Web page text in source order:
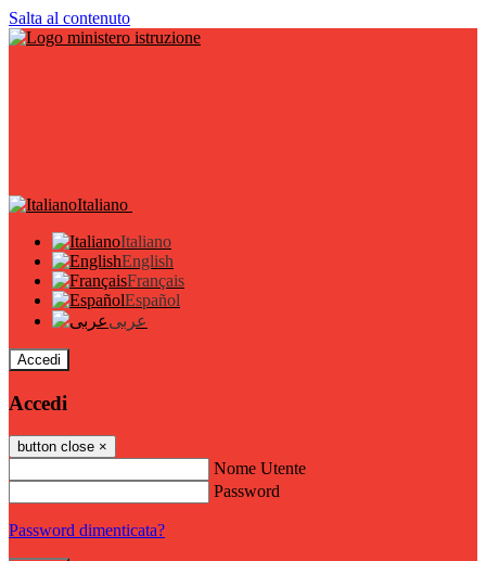
Salta al contenuto
Italiano
Italiano
English
Français
Español
عربى
Accedi
Accedi
button close ×
Nome Utente
Password
Password dimenticata?